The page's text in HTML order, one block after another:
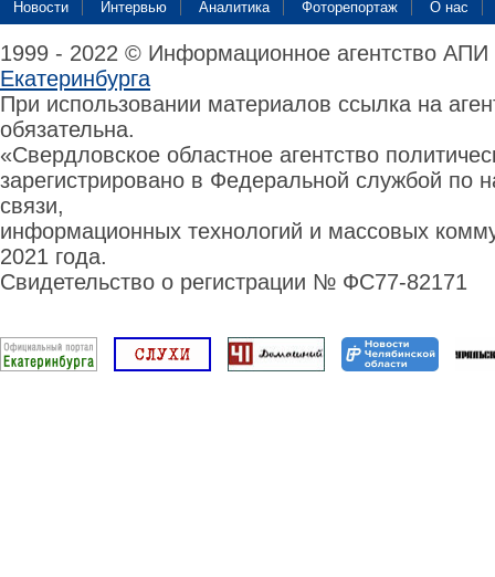
Новости Интервью Аналитика Фоторепортаж О нас
1999 - 2022 © Информационное агентство
Екатеринбурга
При использовании материалов ссылка на
обязательна.
«Свердловское областное агентство
зарегистрировано в Федеральной службой по
связи,
информационных технологий и массовых
2021 года.
Свидетельство о регистрации № ФС77-82171